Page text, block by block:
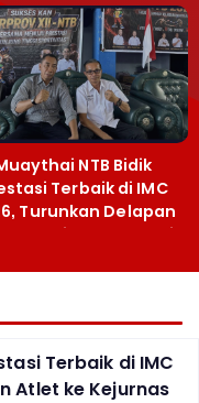
NTB Bidik
Terbaik di IMC
Turunkan Delapan
ke Kejurnas Bekasi
Terbaik di IMC
Atlet ke Kejurnas